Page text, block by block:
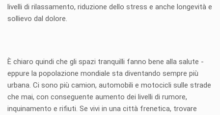
livelli di rilassamento, riduzione dello stress e anche longevità e
sollievo dal dolore.
È chiaro quindi che gli spazi tranquilli fanno bene alla salute -
eppure la popolazione mondiale sta diventando sempre più
urbana. Ci sono più camion, automobili e motocicli sulle strade
che mai, con conseguente aumento dei livelli di rumore,
inquinamento e rifiuti. Se vivi in una città frenetica, trovare